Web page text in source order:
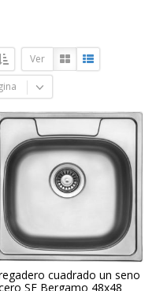
Ver
cuadrado un seno
SF Bergamo 48x48